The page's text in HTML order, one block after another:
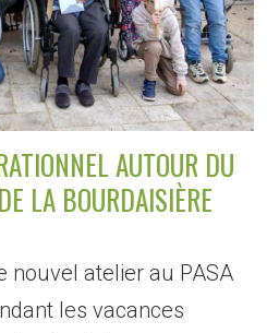
AUTOUR DU
LA BOURDAISIÈRE
nouvel atelier au PASA
les vacances